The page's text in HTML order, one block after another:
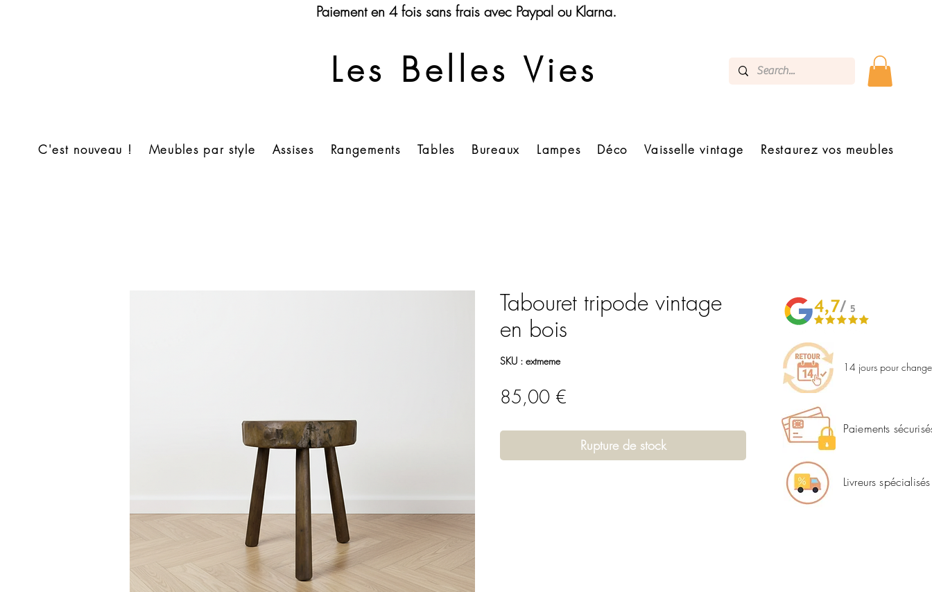
Paiement en 4 fois sans frais avec Paypal ou Klarna.
Les Belles Vies
C'est nouveau ! Meubles par style Assises Rangements Tables Bureaux Lampes Déco Vaisselle vintage Restaurez vos meubles
Tabouret tripode vintage
en bois
SKU : extmeme
85,00 €
Rupture de stock
14 jours pour
Paiements
Livreurs spécialisés